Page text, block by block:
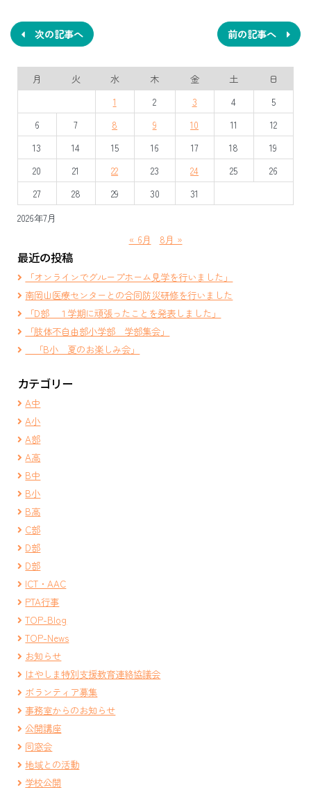
稿
ナ
ビ
ゲ
ー
シ
ョ
ン
前の記事へ
次の記事へ
2026年7月
月 火 水 木 金 土
日
1
2 3 4
5
6
7 8 9 10 11
12
13
14 15 16 17 18
19
20
21 22 23 24 25
26
27
28 29 30 31
« 6月 8月 »
最近の投稿
「オンラインでグループホーム見学を行いました」
南岡山医療センターとの合同防災研修を行いました
「D部 １学期に頑張ったことを発表しました」
「肢体不自由部小学部 学部集会」
「B小 夏のお楽しみ会」
カテゴリー
A中
A小
A部
A高
B中
B小
B高
C部
D部
D部
ICT・AAC
PTA行事
TOP-Blog
TOP-News
お知らせ
はやしま特別支援教育連絡協議会
ボランティア募集
事務室からのお知らせ
公開講座
同窓会
地域との活動
学校公開